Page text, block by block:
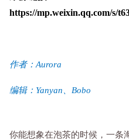
https://mp.weixin.qq.com/s/
作者：Aurora
编辑：Yanyan、Bobo
你能想象在泡茶的时候，一条